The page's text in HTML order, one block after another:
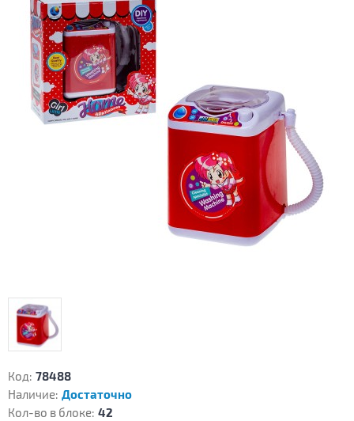
Код: 78488
Наличие: Достаточно
Кол-во в блоке: 42